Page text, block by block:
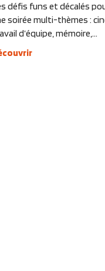
défis funs et décalés
soirée multi-thèmes :
d’équipe, mémoire,...